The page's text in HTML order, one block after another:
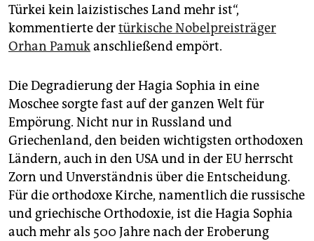
Türkei kein laizistisches Land mehr ist“,
kommentierte dertürkische Nobelpreisträger
Orhan Pamukanschließend empört.
Die Degradierung der Hagia Sophia in eine
Moschee sorgte fast auf der ganzen Welt für
Empörung. Nicht nur in Russland und
Griechenland, den beiden wichtigsten orthodoxen
Ländern, auch in den USA und in der EU herrscht
Zorn und Unverständnis über die Entscheidung.
Für die orthodoxe Kirche, namentlich die russische
und griechische Orthodoxie, ist die Hagia Sophia
auch mehr als 500 Jahre nach der Eroberung